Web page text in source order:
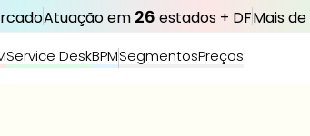
Atuação em 26 estados + DFMais de
Service DeskBPMSegmentosPreços